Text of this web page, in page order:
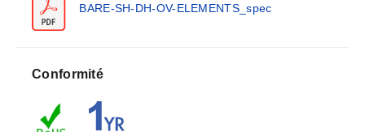
BARE-SH-DH-OV-ELEMENTS_spec
Conformité